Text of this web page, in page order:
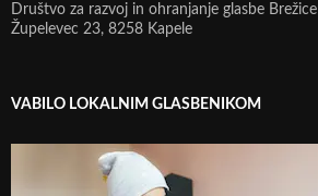
Društvo za razvoj in ohranjanje glasbe Brežice
Župelevec 23, 8258 Kapele
VABILO LOKALNIM GLASBENIKOM